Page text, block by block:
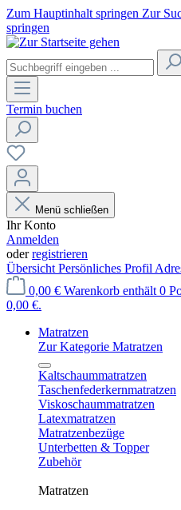
Zum Hauptinhalt springen Zur
springen
Termin buchen
Menü schließen
Ihr Konto
Anmelden
oderregistrieren
Übersicht Persönliches Profil
0,00 € Warenkorb enthält 0
0,00 €.
Matratzen
Zur Kategorie Matratzen
Kaltschaummatratzen
Taschenfederkernmatratzen
Viskoschaummatratzen
Latexmatratzen
Matratzenbezüge
Unterbetten & Topper
Zubehör
Matratzen